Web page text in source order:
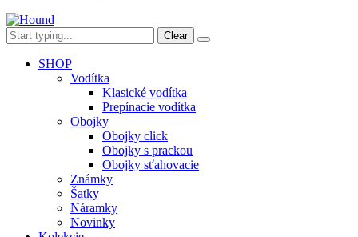
Clear
SHOP
Vodítka
Klasické vodítka
Prepínacie vodítka
Obojky
Obojky click
Obojky s prackou
Obojky sťahovacie
Známky
Šatky
Náramky
Novinky